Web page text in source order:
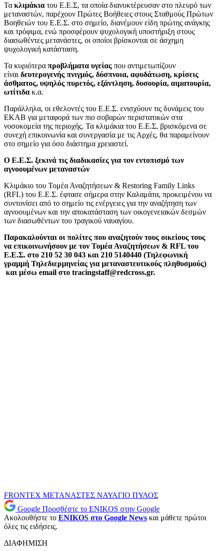
Τα κλιμάκια του Ε.Ε.Σ, τα οποία διανυκτέρευσαν στο πλευρό των
μεταναστών, παρέχουν Πρώτες Βοήθειες στους Σταθμούς Πρώτων
Βοηθειών του Ε.Ε.Σ. στο σημείο, διανέμουν είδη πρώτης ανάγκης
και τρόφιμα, ενώ προσφέρουν ψυχολογική υποστήριξη στους
διασωθέντες μετανάστες, οι οποίοι βρίσκονται σε άσχημη
ψυχολογική κατάσταση.
Τα κυριότερα προβλήματα υγείας που αντιμετωπίζουν
είναι δευτερογενής πνιγμός, δύσπνοια, αφυδάτωση, κρίσεις
άσθματος, υψηλός πυρετός, εξάντληση, δυσουρία, αιματουρία,
ωτίτιδα κ.α.
Παράλληλα, οι εθελοντές του Ε.Ε.Σ. ενισχύουν τις δυνάμεις του
ΕΚΑΒ για μεταφορά των πιο σοβαρών περιστατικών στα
νοσοκομεία της περιοχής. Τα κλιμάκια του Ε.Ε.Σ, βρισκόμενα σε
συνεχή επικοινωνία και συνεργασία με τις Αρχές, θα παραμείνουν
στο σημείο για όσο διάστημα χρειαστεί.
Ο Ε.Ε.Σ. ξεκινά τις διαδικασίες για τον εντοπισμό των
αγνοουμένων μεταναστών
Κλιμάκιο του Τομέα Αναζητήσεων & Restoring Family Links
(RFL) του Ε.Ε.Σ. έφτασε σήμερα στην Καλαμάτα, προκειμένου να
συντονίσει από το σημείο τις ενέργειες για την αναζήτηση των
αγνοουμένων και την αποκατάσταση των οικογενειακών δεσμών
των διασωθέντων του τραγικού ναυαγίου.
Παρακαλούνται οι πολίτες που αναζητούν τους οικείους τους
να επικοινωνήσουν με τον Τομέα Αναζητήσεων & RFL του
Ε.Ε.Σ. στο 210 52 30 043 και 210 5140440 (Τηλεφωνική
γραμμή Τηλεδιερμηνείας για μεταναστευτικούς πληθυσμούς)
και μέσω email στο tracingstaff@redcross.gr.
FRONTEX ΜΕΤΑΝΑΣΤΕΣ ΝΑΥΑΓΙΟ ΠΥΛΟΣ
Google Προσθέστε το ENIKOS στην Google
Ακολουθήστε το ENIKOS στο Google News και μάθετε πρώτοι
όλες τις ειδήσεις.
ΔΙΑΦΗΜΙΣΗ